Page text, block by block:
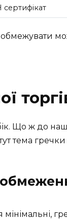
сертифікат
Що ж до
тема